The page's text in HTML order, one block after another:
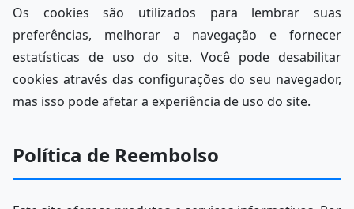
Os cookies são utilizados para lembrar suas
preferências, melhorar a navegação e fornecer
estatísticas de uso do site. Você pode desabilitar
cookies através das configurações do seu navegador,
mas isso pode afetar a experiência de uso do site.
Política de Reembolso